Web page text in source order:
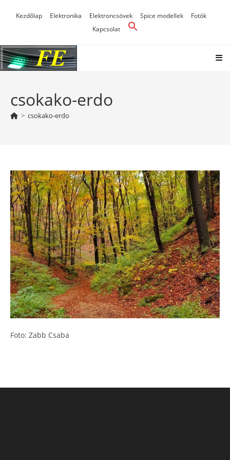
Kezdőlap Elektronika Elektroncsövek Spice modellek
Fotók
Kapcsolat
csokako-erdo
> csokako-erdo
Foto: Zabb Csaba